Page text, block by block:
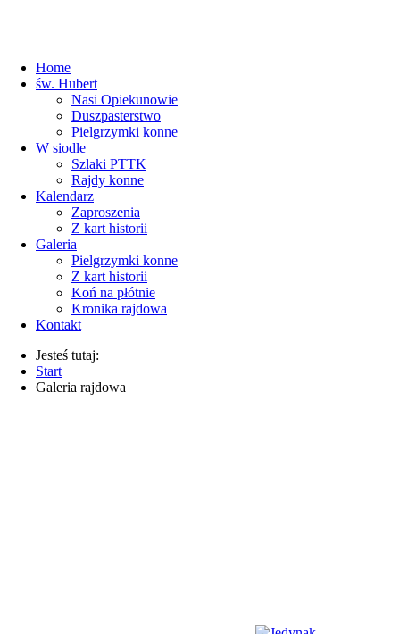
Home
św. Hubert
Nasi Opiekunowie
Duszpasterstwo
Pielgrzymki konne
W siodle
Szlaki PTTK
Rajdy konne
Kalendarz
Zaproszenia
Z kart historii
Galeria
Pielgrzymki konne
Z kart historii
Koń na płótnie
Kronika rajdowa
Kontakt
Jesteś tutaj:
Start
Galeria rajdowa